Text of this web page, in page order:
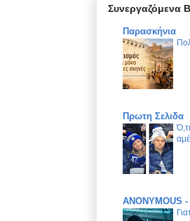
Συνεργαζόμενα
Παρασκήνια
Πρωτη Σελιδα
ANONYMOUS